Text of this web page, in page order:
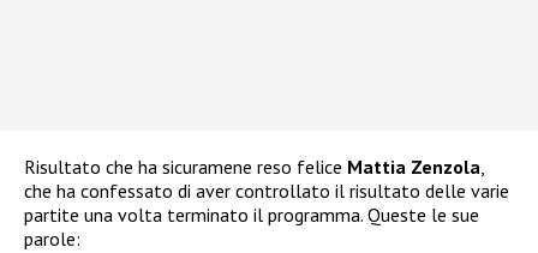
Risultato che ha sicuramene reso felice Mattia Zenzola,
che ha confessato di aver controllato il risultato delle varie
partite una volta terminato il programma. Queste le sue
parole: